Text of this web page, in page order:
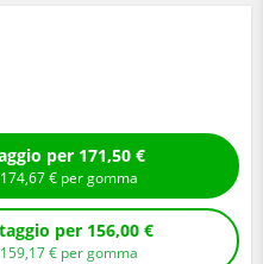
Compra con montaggio per 171,50 €
174,67€ per gomma
Compra senza montaggio per 156,00 €
159,17€ per gomma